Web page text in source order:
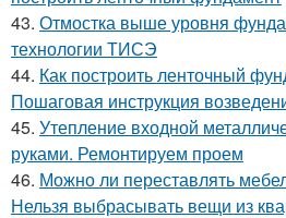
43. Отмостка выше уровня
технологии ТИСЭ
44. Как построить ленточный
Пошаговая инструкция
45. Утепление входной
руками. Ремонтируем проем
46. Можно ли переставлять
Нельзя выбрасывать вещи из